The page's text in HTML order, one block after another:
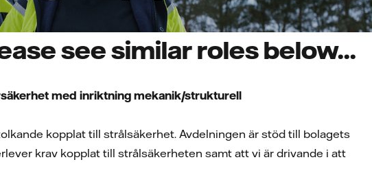
see similar roles below...
med inriktning mekanik/strukturell
kopplat till strålsäkerhet. Avdelningen är stöd till bolagets
krav kopplat till strålsäkerheten samt att vi är drivande i att